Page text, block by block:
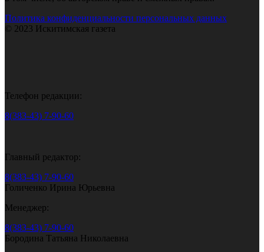
Политика конфиденциальности персональных данных
© 2023 Искитимская газета
Телефон редакции:
8(383-43) 7-90-60
Главный редактор:
8(383-43) 7-90-60
Голиченко Ирина Юрьевна
Менеджер:
8(383-43) 7-90-60
Бородина Татьяна Николаевна